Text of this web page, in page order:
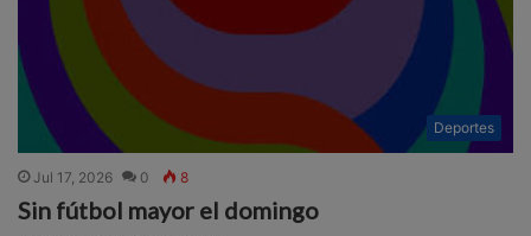
Deportes
Jul 17, 2026 0 8
Sin fútbol mayor el domingo